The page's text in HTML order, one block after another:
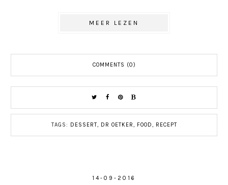
MEER LEZEN
COMMENTS (0)
TAGS: DESSERT, DR OETKER, FOOD, RECEPT
14-09-2016